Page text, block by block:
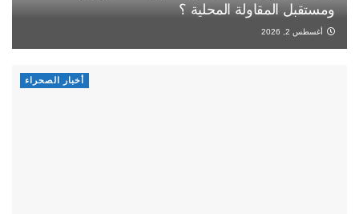
ومستقبل المقاولة المحلية ؟
أغسطس 2, 2026
أخبار الصحراء